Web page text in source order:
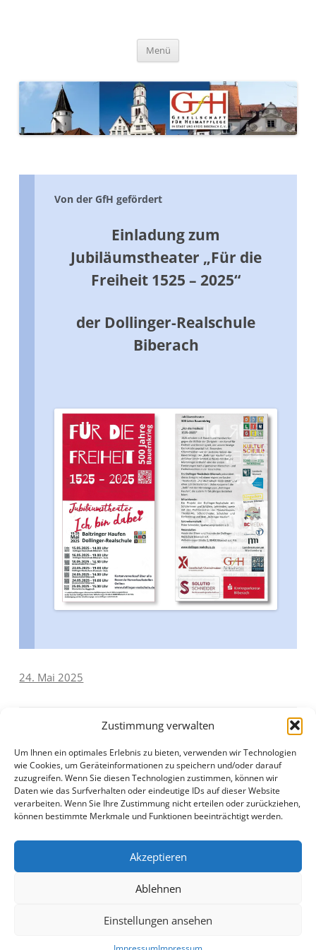
Zustimmung verwalten
Um Ihnen ein optimales Erlebnis zu bieten, verwenden wir Technologien
wie Cookies, um Geräteinformationen zu speichern und/oder darauf
zuzugreifen. Wenn Sie diesen Technologien zustimmen, können wir
Daten wie das Surfverhalten oder eindeutige IDs auf dieser Website
verarbeiten. Wenn Sie Ihre Zustimmung nicht erteilen oder zurückziehen,
können bestimmte Merkmale und Funktionen beeinträchtigt werden.
Akzeptieren
Ablehnen
Einstellungen ansehen
Gesellschaft für Heimatpflege
in Stadt und Kreis Biberach e.
V.
Menü
Von der GfH gefördert
Einladung zum
Jubiläumstheater „Für die
Freiheit 1525 – 2025“
der Dollinger-Realschule
Biberach
24. Mai 2025
Beitragsnavigation
←In Engen Ausstellung zur
„Neuen Sachlichkeit“ und
der Skulpturenpark von
Einladung in das Museum
Biberach